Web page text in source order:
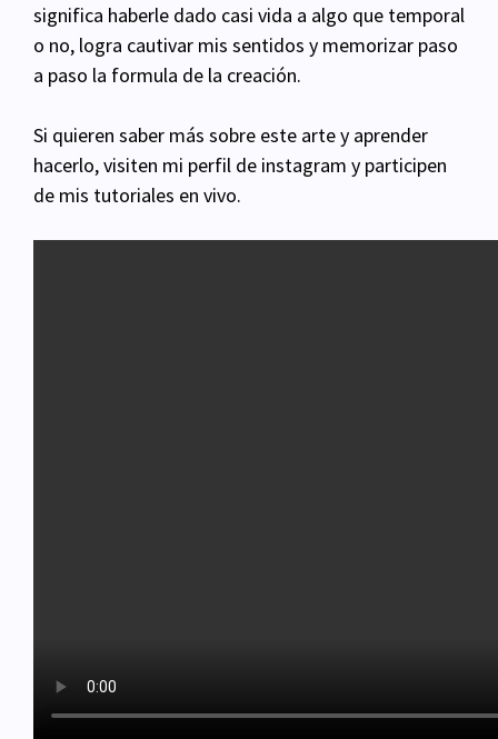
significa haberle dado casi vida a algo que temporal
o no, logra cautivar mis sentidos y memorizar paso
a paso la formula de la creación.
Si quieren saber más sobre este arte y aprender
hacerlo, visiten mi perfil de instagram y participen
de mis tutoriales en vivo.